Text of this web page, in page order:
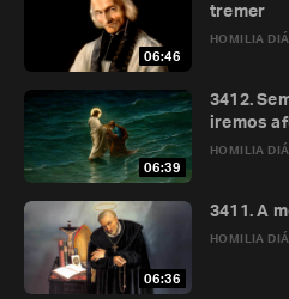
06:46
HOMILIA
tremer
06:39
HOMILIA
3412.
iremos
06:36
HOMILIA
3411. A